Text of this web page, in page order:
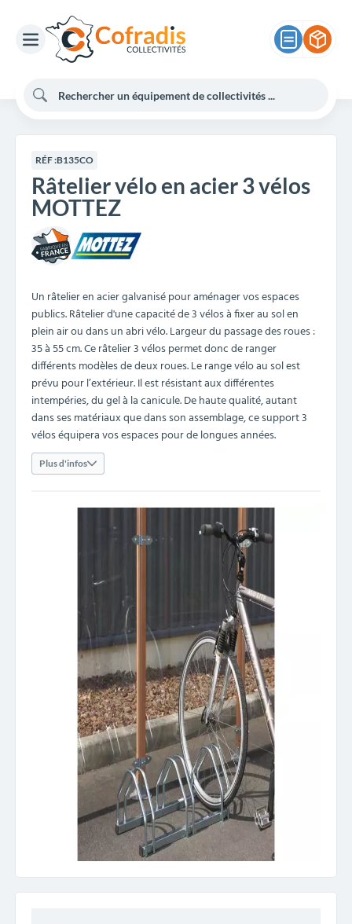
RÉF :B135CO
Râtelier vélo en acier 3 vélos
MOTTEZ
Un râtelier en acier galvanisé pour aménager vos espaces
publics. Râtelier d'une capacité de 3 vélos à fixer au sol en
plein air ou dans un abri vélo. Largeur du passage des roues :
35 à 55 cm. Ce râtelier 3 vélos permet donc de ranger
différents modèles de deux roues. Le range vélo au sol est
prévu pour l’extérieur. Il est résistant aux différentes
intempéries, du gel à la canicule. De haute qualité, autant
dans ses matériaux que dans son assemblage, ce support 3
vélos équipera vos espaces pour de longues années.
Plus d'infos